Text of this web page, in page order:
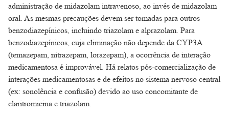
administração de midazolam intravenoso, ao invés de midazolam
oral. As mesmas precauções devem ser tomadas para outros
benzodiazepínicos, incluindo triazolam e alprazolam. Para
benzodiazepínicos, cuja eliminação não depende da CYP3A
(temazepam, nitrazepam, lorazepam), a ocorrência de interação
medicamentosa é improvável. Há relatos pós-comercialização de
interações medicamentosas e de efeitos no sistema nervoso central
(ex: sonolência e confusão) devido ao uso concomitante de
claritromicina e triazolam.